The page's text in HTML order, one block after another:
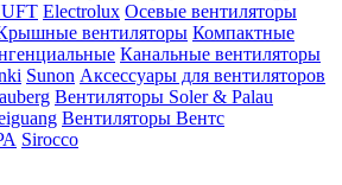
Electrolux Осевые вентиляторы
вентиляторы Компактные
Канальные вентиляторы
Sunon Аксессуары для вентиляторов
Вентиляторы Soler & Palau
Вентиляторы Вентс
Sirocco